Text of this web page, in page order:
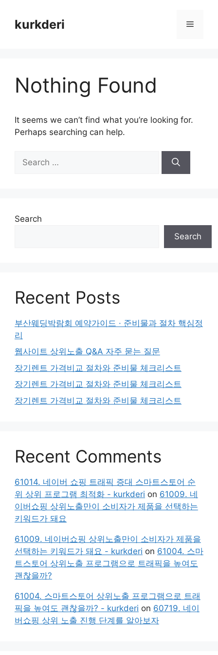
contentkurkderi Menu
Nothing Found
It seems we can’t find what you’re looking for.
Perhaps searching can help.
for:
Search
Search
Recent Posts
부산웨딩박람회 예약가이드 · 준비물과 절차 핵심정
리
웹사이트 상위노출 Q&A 자주 묻는 질문
장기렌트 가격비교 절차와 준비물 체크리스트
장기렌트 가격비교 절차와 준비물 체크리스트
장기렌트 가격비교 절차와 준비물 체크리스트
Recent Comments
61014. 네이버 쇼핑 트래픽 증대 스마트스토어 순
위 상위 프로그램 최적화 - kurkderi on 61009. 네
이버쇼핑 상위노출만이 소비자가 제품을 선택하는
키워드가 돼요
61009. 네이버쇼핑 상위노출만이 소비자가 제품을
선택하는 키워드가 돼요 - kurkderi on 61004. 스마
트스토어 상위노출 프로그램으로 트래픽을 높여도
괜찮을까?
61004. 스마트스토어 상위노출 프로그램으로 트래
픽을 높여도 괜찮을까? - kurkderi on 60719. 네이
버쇼핑 상위 노출 진행 단계를 알아보자